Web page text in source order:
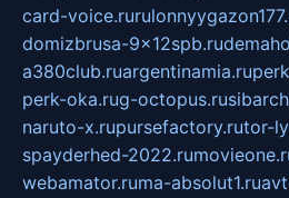
card-voice.ru
domizbrusa-9x12spb.ru
a380club.ruargentinamia.ru
perk-oka.rug-octopus.ru
naruto-x.rupursefactory.rutor-
spayderhed-2022.ru
webamator.ruma-absolut1.ru